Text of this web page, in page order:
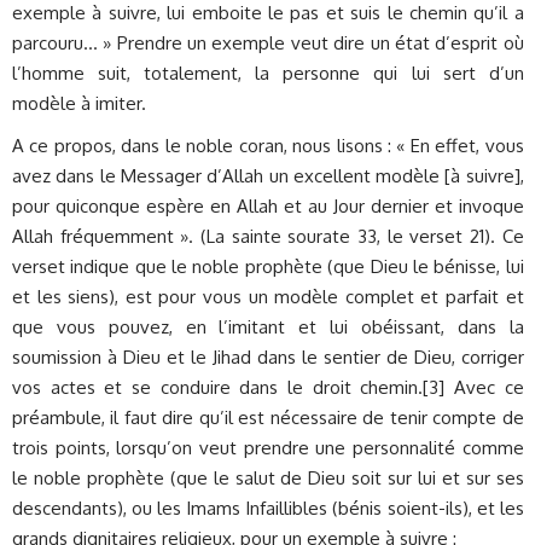
exemple à suivre, lui emboite le pas et suis le chemin qu’il a
parcouru… » Prendre un exemple veut dire un état d’esprit où
l’homme suit, totalement, la personne qui lui sert d’un
modèle à imiter.
A ce propos, dans le noble coran, nous lisons : « En effet, vous
avez dans le Messager d’Allah un excellent modèle [à suivre],
pour quiconque espère en Allah et au Jour dernier et invoque
Allah fréquemment ». (La sainte sourate 33, le verset 21). Ce
verset indique que le noble prophète (que Dieu le bénisse, lui
et les siens), est pour vous un modèle complet et parfait et
que vous pouvez, en l’imitant et lui obéissant, dans la
soumission à Dieu et le Jihad dans le sentier de Dieu, corriger
vos actes et se conduire dans le droit chemin.[3] Avec ce
préambule, il faut dire qu’il est nécessaire de tenir compte de
trois points, lorsqu’on veut prendre une personnalité comme
le noble prophète (que le salut de Dieu soit sur lui et sur ses
descendants), ou les Imams Infaillibles (bénis soient-ils), et les
grands dignitaires religieux, pour un exemple à suivre :